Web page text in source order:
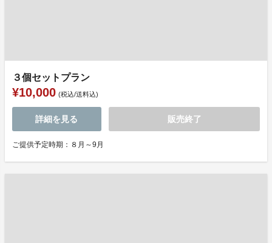
３個セットプラン
¥10,000 (税込/送料込)
詳細を見る 販売終了
ご提供予定時期：８月～9月